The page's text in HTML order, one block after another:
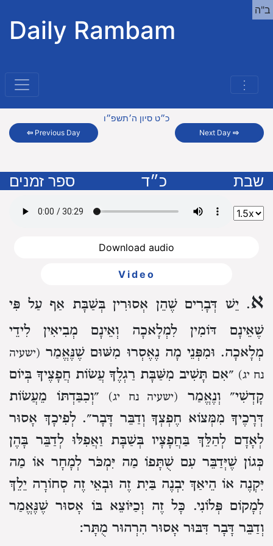
Daily Rambam
⋮
ב"ה
⇦ Previous Day
כ״ט סיון ה׳תשפ״ו
Next Day⇨
שבת כ״ד ספר זמנים
Download audio
Video
א. יֵשׁ דְּבָרִים שֶׁהֵן אְסוּרִין בְּשַׁבָּת אַף עַל פִּי
שֶׁאֵינָם דּוֹמִין לִמְלָאכָה וְאֵינָם מְבִיאִין לִידֵי
מְלָאכָה. וּמִפְּנֵי מָה נֶאֶסְרוּ מִשּׁוּם שֶׁנֶּאֱמַר (ישעיה
נח יג) ״אִם תָּשִׁיב מִשַּׁבָּת רַגְלֶךָ עֲשׂוֹת חֲפָצֶיךָ בְּיוֹם
קָדְשִׁי״ וְנֶאֱמַר (ישעיה נח יג) ״וְכִבַּדְתּוֹ מֵעֲשׂוֹת
דְּרָכֶיךָ מִמְּצוֹא חֶפְצְךָ וְדַבֵּר דָּבָר״. לְפִיכָךְ אָסוּר
לְאָדָם לְהַלֵּךְ בַּחֲפָצָיו בְּשַׁבָּת וַאֲפִלּוּ לְדַבֵּר בָּהֶן
כְּגוֹן שֶׁיְּדַבֵּר עִם שֻׁתָּפוֹ מַה יִּמְכֹּר לְמָחָר אוֹ מַה
יִּקְנֶה אוֹ הֵיאַךְ יִבְנֶה בַּיִת זֶה וּבְאֵי זֶה סְחוֹרָה יֵלֵךְ
לְמָקוֹם פְּלוֹנִי. כָּל זֶה וְכַיּוֹצֵא בּוֹ אָסוּר שֶׁנֶּאֱמַר
וְדַבֵּר דָּבָר דִּבּוּר אָסוּר הִרְהוּר מֻתָּר: